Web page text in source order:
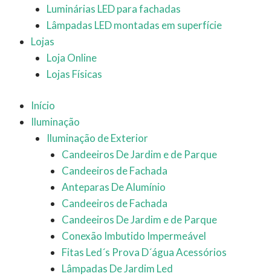
Luminárias LED para fachadas
Lâmpadas LED montadas em superfície
Lojas
Loja Online
Lojas Físicas
Início
Iluminação
Iluminação de Exterior
Candeeiros De Jardim e de Parque
Candeeiros de Fachada
Anteparas De Alumínio
Candeeiros de Fachada
Candeeiros De Jardim e de Parque
Conexão Imbutido Impermeável
Fitas Led´s Prova D´água Acessórios
Lâmpadas De Jardim Led